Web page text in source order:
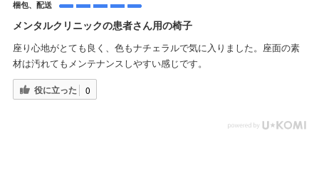
梱包、配送
メンタルクリニックの患者さん用の椅子
座り心地がとても良く、色もナチェラルで気に入りました。座面の素
材は汚れてもメンテナンスしやすい感じです。
役に立った 0